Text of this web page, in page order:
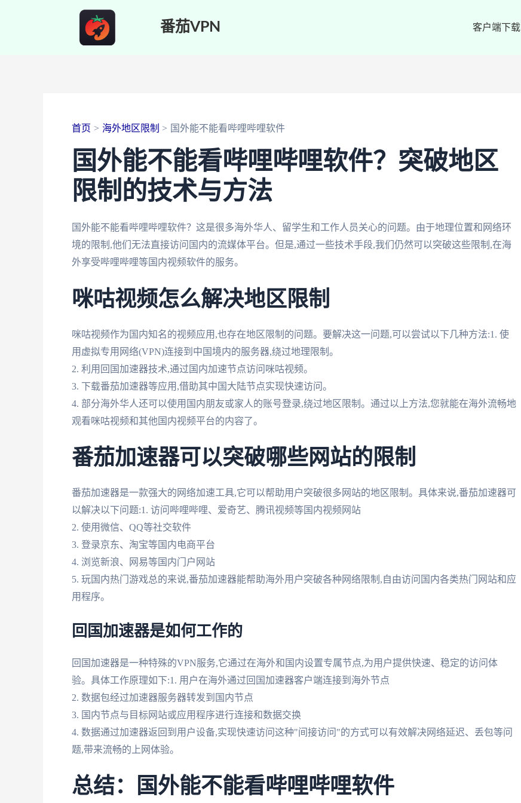
番茄VPN 客户端下载
首页 海外地区限制 国外能不能看哔哩哔哩软件
国外能不能看哔哩哔哩软件？突破地区
限制的技术与方法
国外能不能看哔哩哔哩软件？这是很多海外华人、留学生和工作人员关心的问题。由于地理位置和网络环
境的限制,他们无法直接访问国内的流媒体平台。但是,通过一些技术手段,我们仍然可以突破这些限制,在海
外享受哔哩哔哩等国内视频软件的服务。
咪咕视频怎么解决地区限制
咪咕视频作为国内知名的视频应用,也存在地区限制的问题。要解决这一问题,可以尝试以下几种方法:1. 使
用虚拟专用网络(VPN)连接到中国境内的服务器,绕过地理限制。
2. 利用回国加速器技术,通过国内加速节点访问咪咕视频。
3. 下载番茄加速器等应用,借助其中国大陆节点实现快速访问。
4. 部分海外华人还可以使用国内朋友或家人的账号登录,绕过地区限制。通过以上方法,您就能在海外流畅地
观看咪咕视频和其他国内视频平台的内容了。
番茄加速器可以突破哪些网站的限制
番茄加速器是一款强大的网络加速工具,它可以帮助用户突破很多网站的地区限制。具体来说,番茄加速器可
以解决以下问题:1. 访问哔哩哔哩、爱奇艺、腾讯视频等国内视频网站
2. 使用微信、QQ等社交软件
3. 登录京东、淘宝等国内电商平台
4. 浏览新浪、网易等国内门户网站
5. 玩国内热门游戏总的来说,番茄加速器能帮助海外用户突破各种网络限制,自由访问国内各类热门网站和应
用程序。
回国加速器是如何工作的
回国加速器是一种特殊的VPN服务,它通过在海外和国内设置专属节点,为用户提供快速、稳定的访问体
验。具体工作原理如下:1. 用户在海外通过回国加速器客户端连接到海外节点
2. 数据包经过加速器服务器转发到国内节点
3. 国内节点与目标网站或应用程序进行连接和数据交换
4. 数据通过加速器返回到用户设备,实现快速访问这种"间接访问"的方式可以有效解决网络延迟、丢包等问
题,带来流畅的上网体验。
总结：国外能不能看哔哩哔哩软件